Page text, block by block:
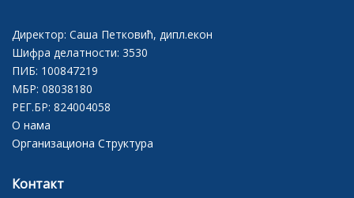
Директор: Саша Петковић, дипл.екон
Шифра делатности: 3530
ПИБ: 100847219
МБР: 08038180
РЕГ.БР: 824004058
О нама
Организациона Структура
Контакт